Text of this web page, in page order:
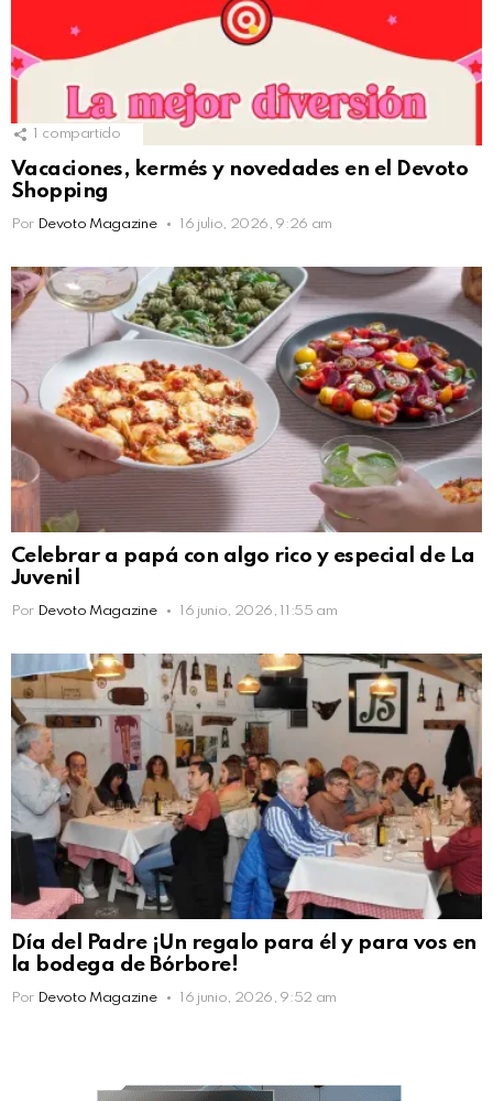
1 compartido
Vacaciones, kermés y novedades en el Devoto
Shopping
Por Devoto Magazine 16 julio, 2026, 9:26 am
Celebrar a papá con algo rico y especial de La
Juvenil
Por Devoto Magazine 16 junio, 2026, 11:55 am
Día del Padre ¡Un regalo para él y para vos en
la bodega de Bórbore!
Por Devoto Magazine 16 junio, 2026, 9:52 am